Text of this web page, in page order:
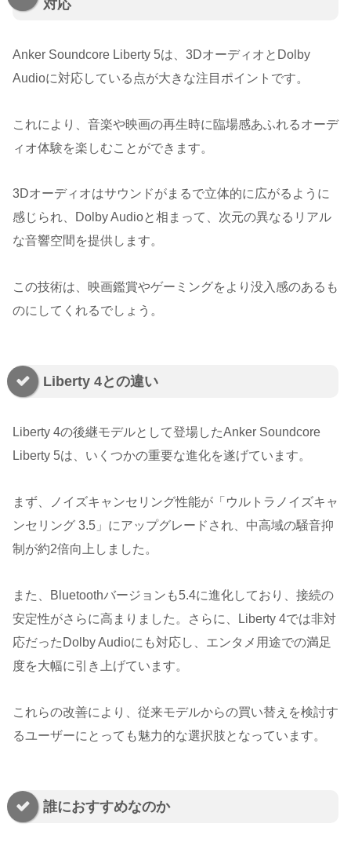
対応
Anker Soundcore Liberty 5は、3DオーディオとDolby
Audioに対応している点が大きな注目ポイントです。
これにより、音楽や映画の再生時に臨場感あふれるオーデ
ィオ体験を楽しむことができます。
3Dオーディオはサウンドがまるで立体的に広がるように
感じられ、Dolby Audioと相まって、次元の異なるリアル
な音響空間を提供します。
この技術は、映画鑑賞やゲーミングをより没入感のあるも
のにしてくれるでしょう。
Liberty 4との違い
Liberty 4の後継モデルとして登場したAnker Soundcore
Liberty 5は、いくつかの重要な進化を遂げています。
まず、ノイズキャンセリング性能が「ウルトラノイズキャ
ンセリング 3.5」にアップグレードされ、中高域の騒音抑
制が約2倍向上しました。
また、Bluetoothバージョンも5.4に進化しており、接続の
安定性がさらに高まりました。さらに、Liberty 4では非対
応だったDolby Audioにも対応し、エンタメ用途での満足
度を大幅に引き上げています。
これらの改善により、従来モデルからの買い替えを検討す
るユーザーにとっても魅力的な選択肢となっています。
誰におすすめなのか